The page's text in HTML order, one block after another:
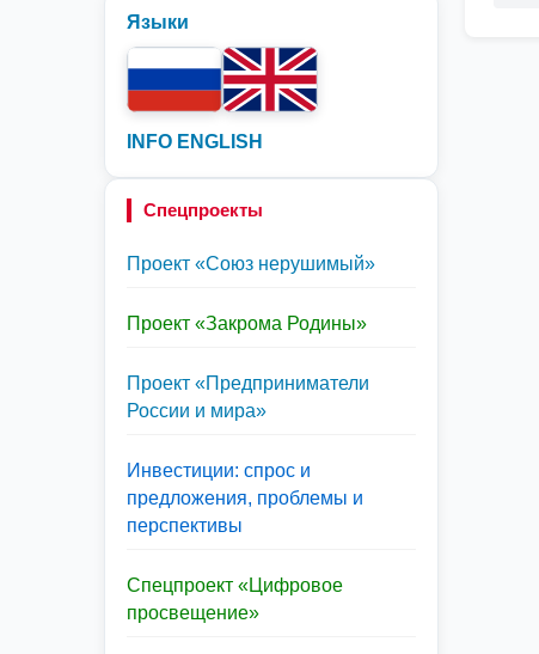
Языки
INFO ENGLISH
Спецпроекты
Проект «Союз нерушимый»
Проект «Закрома Родины»
Проект «Предприниматели
России и мира»
Инвестиции: спрос и
предложения, проблемы и
перспективы
Спецпроект «Цифровое
просвещение»